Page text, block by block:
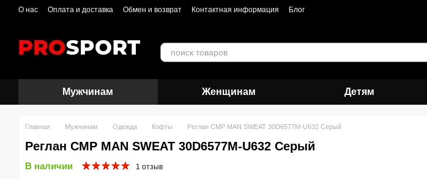
Перейти к основному контенту
О нас Оплата и доставка Обмен и возврат Контактная информация Блог
Мужчинам Женщинам Детям
Главная Мужчинам Одежда Кофты Реглан CMP MAN SWEAT 30D6577M-U632 Серый
Реглан CMP MAN SWEAT 30D6577M-U632 Серый
В наличии
1 отзыв